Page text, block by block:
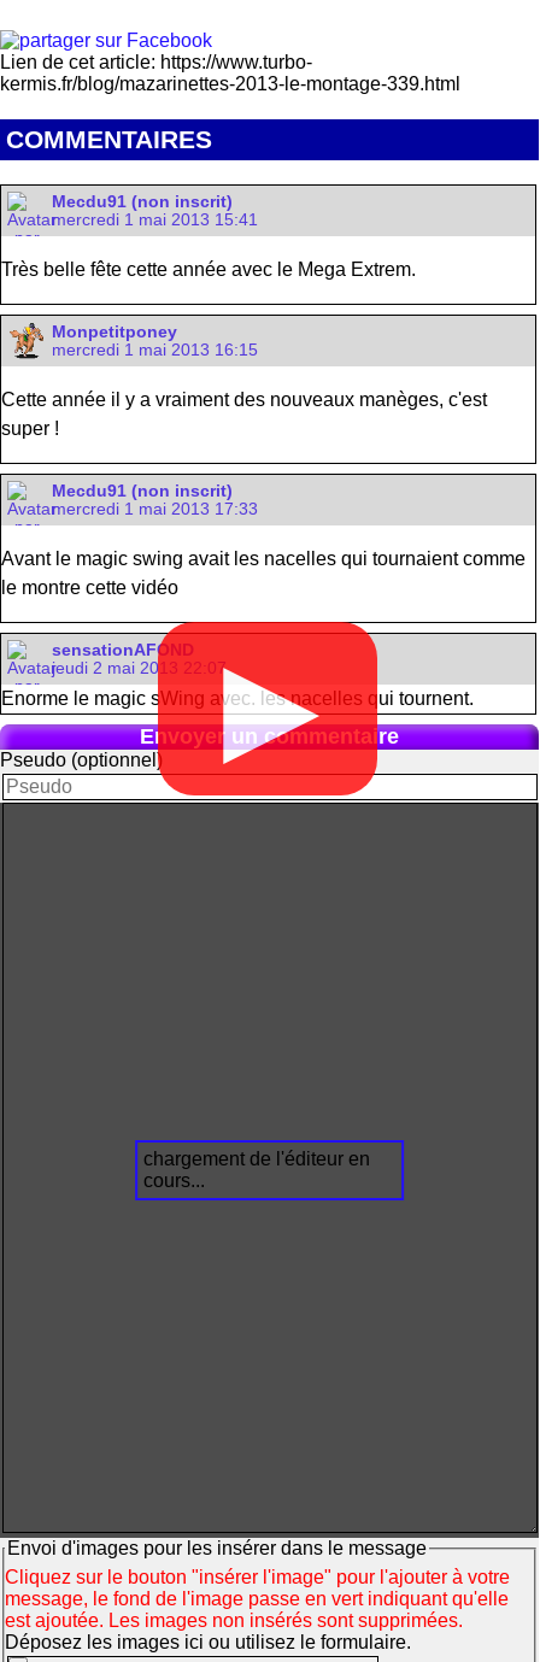
Lien de cet article: https://www.turbo-
kermis.fr/blog/mazarinettes-2013-le-montage-339.html
COMMENTAIRES
Mecdu91 (non inscrit)
mercredi 1 mai 2013 15:41
Très belle fête cette année avec le Mega Extrem.
Monpetitponey
mercredi 1 mai 2013 16:15
Cette année il y a vraiment des nouveaux manèges, c'est
super !
Mecdu91 (non inscrit)
mercredi 1 mai 2013 17:33
Avant le magic swing avait les nacelles qui tournaient comme
le montre cette vidéo
▶
sensationAFOND
jeudi 2 mai 2013 22:07
Enorme le magic sWing avec. les nacelles qui tournent.
Envoyer un commentaire
Pseudo (optionnel)
chargement de l'éditeur en
cours...
Envoi d'images pour les insérer dans le message
Cliquez sur le bouton "insérer l'image" pour l'ajouter à votre
message, le fond de l'image passe en vert indiquant qu'elle
est ajoutée. Les images non insérés sont supprimées.
Déposez les images ici ou utilisez le formulaire.